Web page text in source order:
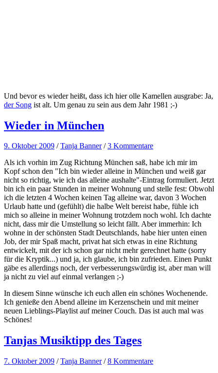
Und bevor es wieder heißt, dass ich hier olle Kamellen ausgrabe: Ja,
der Song ist alt. Um genau zu sein aus dem Jahr 1981 ;-)
Wieder in München
9. Oktober 2009 /Tanja Banner /3 Kommentare
Als ich vorhin im Zug Richtung München saß, habe ich mir im
Kopf schon den "Ich bin wieder alleine in München und weiß gar
nicht so richtig, wie ich das alleine aushalte"-Eintrag formuliert. Jetzt
bin ich ein paar Stunden in meiner Wohnung und stelle fest: Obwohl
ich die letzten 4 Wochen keinen Tag alleine war, davon 3 Wochen
Urlaub hatte und (gefühlt) die halbe Welt bereist habe, fühle ich
mich so alleine in meiner Wohnung trotzdem noch wohl. Ich dachte
nicht, dass mir die Umstellung so leicht fällt. Aber immerhin: Ich
wohne in der schönsten Stadt Deutschlands, habe hier unten einen
Job, der mir Spaß macht, privat hat sich etwas in eine Richtung
entwickelt, mit der ich schon gar nicht mehr gerechnet hatte (sorry
für die Kryptik...) und ja, ich glaube, ich bin zufrieden. Einen Punkt
gäbe es allerdings noch, der verbesserungswürdig ist, aber man will
ja nicht zu viel auf einmal verlangen ;-)
In diesem Sinne wünsche ich euch allen ein schönes Wochenende.
Ich genieße den Abend alleine im Kerzenschein und mit meiner
neuen Lieblings-Playlist auf meiner Couch. Das ist auch mal was
Schönes!
Tanjas Musiktipp des Tages
7. Oktober 2009 /Tanja Banner /8 Kommentare